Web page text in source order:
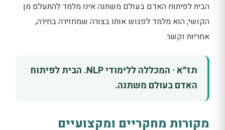
הבית לפיתוח האדם בעולם משתנה אינו מלמד להתעלם מן
הקושי; הוא מלמד לפגוש אותו בצורה שמחזירה בחירה,
אחריות וקשר.
תז״א · המכללה ללימודי NLP. הבית לפיתוח
האדם בעולם משתנה.
מקורות מחקריים ומקצועיים